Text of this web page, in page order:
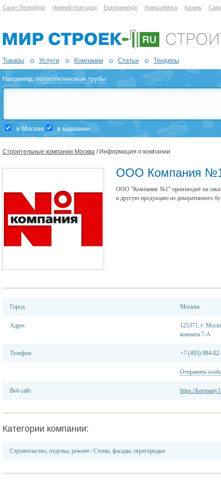
Санкт-Петербург Нижний Новгород Екатеринбург Новосибирск Казань
Товары Услуги Компании Статьи Тендеры
Например,полиэтиленовые трубы
в Москве в названии
Строительные компании Москва / Информация о компании
ООО Компания
ООО "Компания №1" производит на заказ
и другую продукцию из декоративного
Город Москва
Адрес
125371, г.
комната 7-А
Телефон +7 (495) 984-
Отправить
Веб сайт https://
Категории компании:
Строительство, отделка, ремонт /Стены, фасады, перегородки